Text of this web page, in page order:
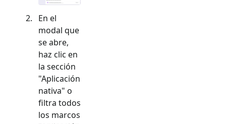
En el
modal que
se abre,
haz clic en
la sección
"Aplicación
nativa" o
filtra todos
los marcos